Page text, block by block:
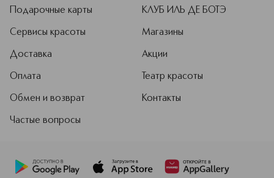
Подарочные карты
Сервисы красоты
Доставка
Оплата
Обмен и возврат
Частые вопросы
КЛУБ ИЛЬ ДЕ БОТЭ
Магазины
Акции
Театр красоты
Контакты